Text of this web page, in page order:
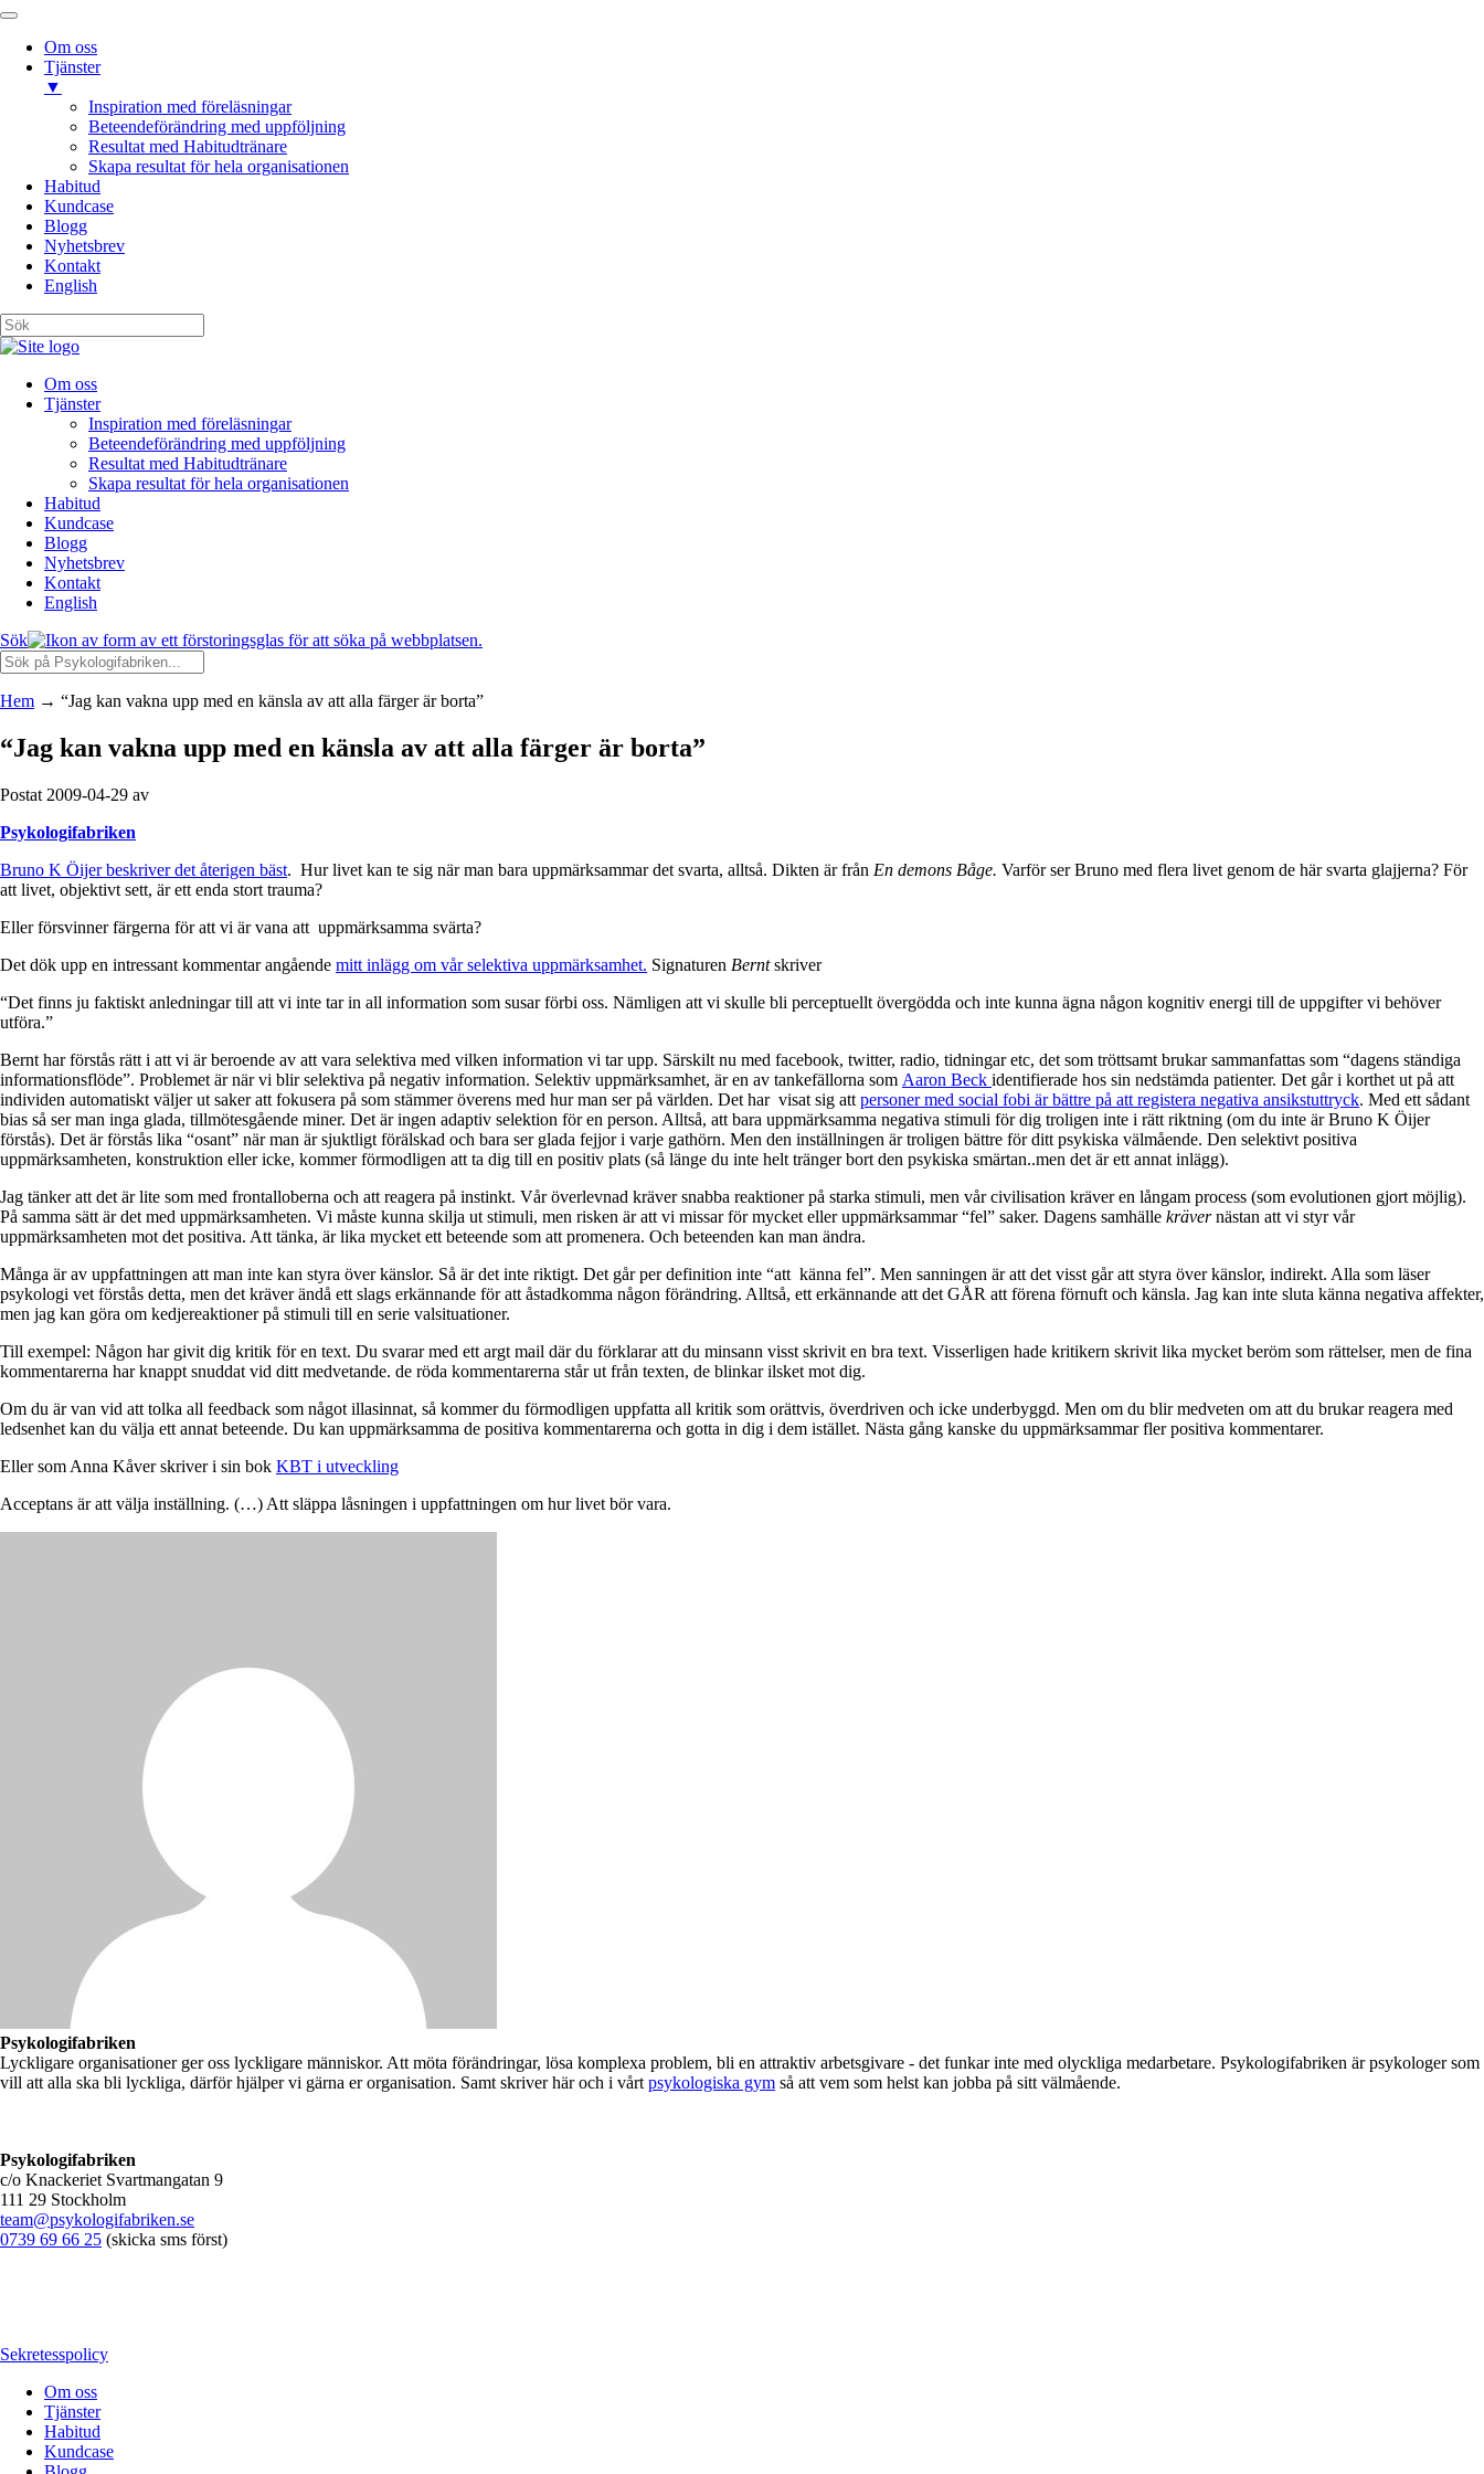
Om oss
Tjänster
▼
Inspiration med föreläsningar
Beteendeförändring med uppföljning
Resultat med Habitudtränare
Skapa resultat för hela organisationen
Habitud
Kundcase
Blogg
Nyhetsbrev
Kontakt
English
Om oss
Tjänster
Inspiration med föreläsningar
Beteendeförändring med uppföljning
Resultat med Habitudtränare
Skapa resultat för hela organisationen
Habitud
Kundcase
Blogg
Nyhetsbrev
Kontakt
English
Sök
Hem → “Jag kan vakna upp med en känsla av att alla färger är borta”
“Jag kan vakna upp med en känsla av att alla färger är borta”
Postat 2009-04-29 av
Psykologifabriken
Bruno K Öijer beskriver det återigen bäst. Hur livet kan te sig när man bara uppmärksammar det svarta, alltså. Dikten är från En demons Båge. Varför ser Bruno med flera livet genom de här svarta glajjerna? För
att livet, objektivt sett, är ett enda stort trauma?
Eller försvinner färgerna för att vi är vana att uppmärksamma svärta?
Det dök upp en intressant kommentar angående mitt inlägg om vår selektiva uppmärksamhet. Signaturen Berntskriver
“Det finns ju faktiskt anledningar till att vi inte tar in all information som susar förbi oss. Nämligen att vi skulle bli perceptuellt övergödda och inte kunna ägna någon kognitiv energi till de uppgifter vi behöver
utföra.”
Bernt har förstås rätt i att vi är beroende av att vara selektiva med vilken information vi tar upp. Särskilt nu med facebook, twitter, radio, tidningar etc, det som tröttsamt brukar sammanfattas som “dagens ständiga
informationsflöde”. Problemet är när vi blir selektiva på negativ information. Selektiv uppmärksamhet, är en av tankefällorna som Aaron Beck identifierade hos sin nedstämda patienter. Det går i korthet ut på att
individen automatiskt väljer ut saker att fokusera på som stämmer överens med hur man ser på världen. Det har visat sig att personer med social fobi är bättre på att registera negativa ansikstuttryck. Med ett sådant
bias så ser man inga glada, tillmötesgående miner. Det är ingen adaptiv selektion för en person. Alltså, att bara uppmärksamma negativa stimuli för dig troligen inte i rätt riktning (om du inte är Bruno K Öijer
förstås). Det är förstås lika “osant” när man är sjuktligt förälskad och bara ser glada fejjor i varje gathörn. Men den inställningen är troligen bättre för ditt psykiska välmående. Den selektivt positiva
uppmärksamheten, konstruktion eller icke, kommer förmodligen att ta dig till en positiv plats (så länge du inte helt tränger bort den psykiska smärtan..men det är ett annat inlägg).
Jag tänker att det är lite som med frontalloberna och att reagera på instinkt. Vår överlevnad kräver snabba reaktioner på starka stimuli, men vår civilisation kräver en långam process (som evolutionen gjort möjlig).
På samma sätt är det med uppmärksamheten. Vi måste kunna skilja ut stimuli, men risken är att vi missar för mycket eller uppmärksammar “fel” saker. Dagens samhälle krävernästan att vi styr vår
uppmärksamheten mot det positiva. Att tänka, är lika mycket ett beteende som att promenera. Och beteenden kan man ändra.
Många är av uppfattningen att man inte kan styra över känslor. Så är det inte riktigt. Det går per definition inte “att känna fel”. Men sanningen är att det visst går att styra över känslor, indirekt. Alla som läser
psykologi vet förstås detta, men det kräver ändå ett slags erkännande för att åstadkomma någon förändring. Alltså, ett erkännande att det GÅR att förena förnuft och känsla. Jag kan inte sluta känna negativa affekter,
men jag kan göra om kedjereaktioner på stimuli till en serie valsituationer.
Till exempel: Någon har givit dig kritik för en text. Du svarar med ett argt mail där du förklarar att du minsann visst skrivit en bra text. Visserligen hade kritikern skrivit lika mycket beröm som rättelser, men de fina
kommentarerna har knappt snuddat vid ditt medvetande. de röda kommentarerna står ut från texten, de blinkar ilsket mot dig.
Om du är van vid att tolka all feedback som något illasinnat, så kommer du förmodligen uppfatta all kritik som orättvis, överdriven och icke underbyggd. Men om du blir medveten om att du brukar reagera med
ledsenhet kan du välja ett annat beteende. Du kan uppmärksamma de positiva kommentarerna och gotta in dig i dem istället. Nästa gång kanske du uppmärksammar fler positiva kommentarer.
Eller som Anna Kåver skriver i sin bok KBT i utveckling
Acceptans är att välja inställning. (…) Att släppa låsningen i uppfattningen om hur livet bör vara.
Psykologifabriken
Lyckligare organisationer ger oss lyckligare människor. Att möta förändringar, lösa komplexa problem, bli en attraktiv arbetsgivare - det funkar inte med olyckliga medarbetare. Psykologifabriken är psykologer som
vill att alla ska bli lyckliga, därför hjälper vi gärna er organisation. Samt skriver här och i vårt psykologiska gym så att vem som helst kan jobba på sitt välmående.
Psykologifabriken
c/o Knackeriet Svartmangatan 9
111 29 Stockholm
team@psykologifabriken.se
0739 69 66 25 (skicka sms först)
Sekretesspolicy
Om oss
Tjänster
Habitud
Kundcase